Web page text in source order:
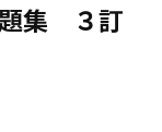
集 ３訂